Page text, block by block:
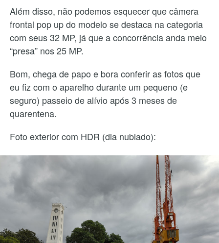
Além disso, não podemos esquecer que câmera
frontal pop up do modelo se destaca na categoria
com seus 32 MP, já que a concorrência anda meio
“presa” nos 25 MP.
Bom, chega de papo e bora conferir as fotos que
eu fiz com o aparelho durante um pequeno (e
seguro) passeio de alívio após 3 meses de
quarentena.
Foto exterior com HDR (dia nublado):